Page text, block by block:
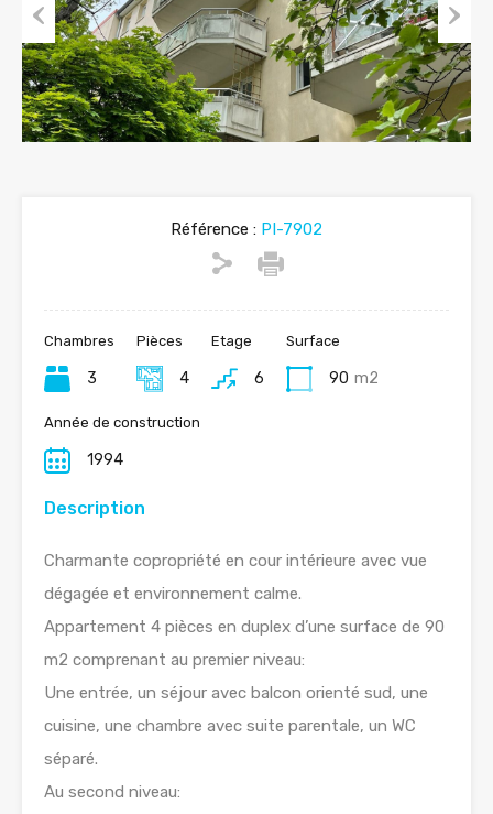
Previous Next
Référence : PI-7902
Chambres
3
Pièces
4
Etage
6
Surface
90 m2
Année de construction
1994
Description
Charmante copropriété en cour intérieure avec vue
dégagée et environnement calme.
Appartement 4 pièces en duplex d’une surface de 90
m2 comprenant au premier niveau:
Une entrée, un séjour avec balcon orienté sud, une
cuisine, une chambre avec suite parentale, un WC
séparé.
Au second niveau: